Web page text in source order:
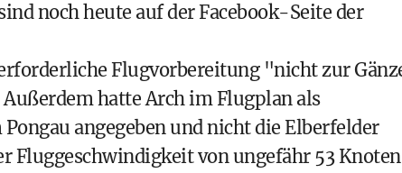
noch heute auf der Facebook-Seite der
Flugvorbereitung "nicht zur
hatte Arch im Flugplan als
angegeben und nicht die Elberfelder
Fluggeschwindigkeit von ungefähr 53